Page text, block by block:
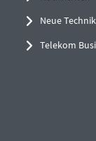
Neue Technik
Telekom